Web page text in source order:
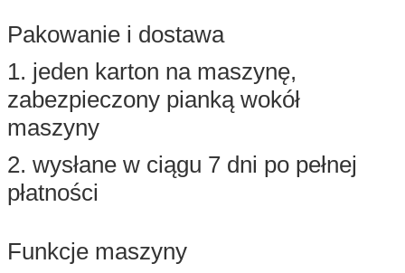
Pakowanie i dostawa
1. jeden karton na maszynę,
zabezpieczony pianką wokół
maszyny
2. wysłane w ciągu 7 dni po pełnej
płatności
Funkcje maszyny